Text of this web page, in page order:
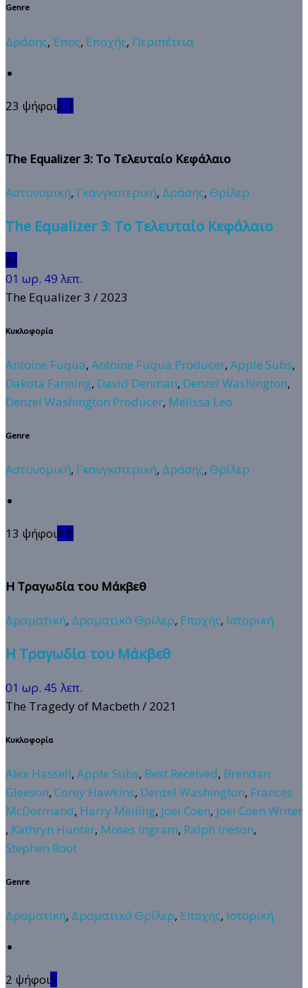
Genre
Δράσης, Έπος, Εποχής, Περιπέτεια
23 ψήφοι2.1
The Equalizer 3: Το Τελευταίο Κεφάλαιο
Αστυνομική, Γκανγκστερική, Δράσης, Θρίλερ
The Equalizer 3: Το Τελευταίο Κεφάλαιο
👍
01 ωρ. 49 λεπ.
The Equalizer 3 / 2023
Κυκλοφορία
Antoine Fuqua, Antoine Fuqua Producer, Apple Subs,
Dakota Fanning, David Denman, Denzel Washington,
Denzel Washington Producer, Melissa Leo
Genre
Αστυνομική, Γκανγκστερική, Δράσης, Θρίλερ
13 ψήφοι2.8
Η Τραγωδία του Μάκβεθ
Δραματική, Δραματικό Θρίλερ, Εποχής, Ιστορική
Η Τραγωδία του Μάκβεθ
01 ωρ. 45 λεπ.
The Tragedy of Macbeth / 2021
Κυκλοφορία
Alex Hassell, Apple Subs, Best Received, Brendan
Gleeson, Corey Hawkins, Denzel Washington, Frances
McDormand, Harry Melling, Joel Coen, Joel Coen Writer
, Kathryn Hunter, Moses Ingram, Ralph Ineson,
Stephen Root
Genre
Δραματική, Δραματικό Θρίλερ, Εποχής, Ιστορική
2 ψήφοι5